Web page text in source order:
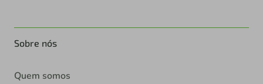
Sobre nós
Quem somos